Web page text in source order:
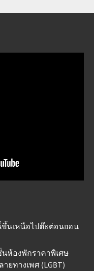
ขึ้นเหนือไปต๊ะต่อนยอน
นห้องพักราคาพิเศษ
ทางเพศ (LGBT)